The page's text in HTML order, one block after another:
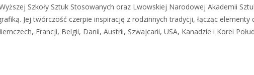
Szkoły Sztuk Stosowanych oraz Lwowskiej Narodowej Akademii
Jej twórczość czerpie inspirację z rodzinnych tradycji, łącząc elementy
Francji, Belgii, Danii, Austrii, Szwajcarii, USA, Kanadzie i Korei